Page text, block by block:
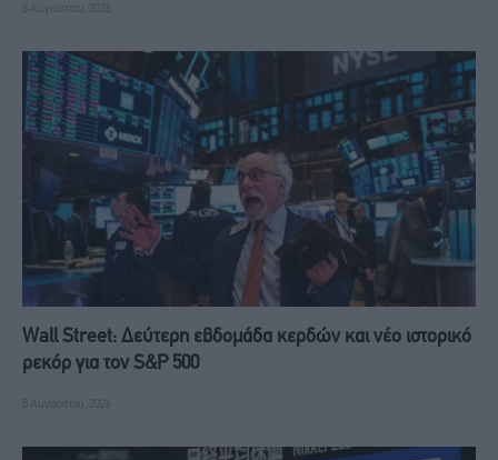
8 Αυγούστου, 2026
Wall Street: Δεύτερη εβδομάδα κερδών και νέο ιστορικό
ρεκόρ για τον S&P 500
8 Αυγούστου, 2026